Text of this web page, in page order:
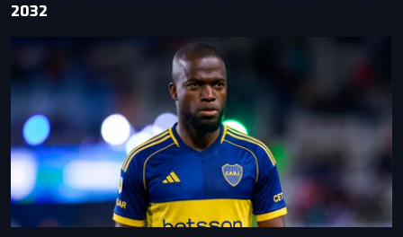
2032